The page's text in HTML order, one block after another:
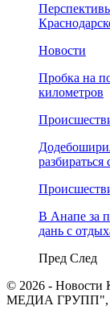
Новости
Пробка на
километров
В Анапе за
дань с
Пред След
© 2026 - Новости
МЕДИА ГРУПП",